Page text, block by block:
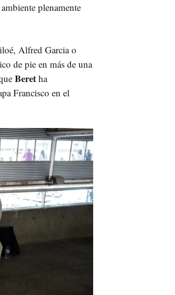
plenamente
Alfred Garcia o
de pie en más de una
Beret ha
Francisco en el